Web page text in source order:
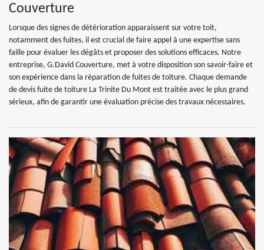
Couverture
Lorsque des signes de détérioration apparaissent sur votre toit,
notamment des fuites, il est crucial de faire appel à une expertise sans
faille pour évaluer les dégâts et proposer des solutions efficaces. Notre
entreprise, G.David Couverture, met à votre disposition son savoir-faire et
son expérience dans la réparation de fuites de toiture. Chaque demande
de devis fuite de toiture La Trinite Du Mont est traitée avec le plus grand
sérieux, afin de garantir une évaluation précise des travaux nécessaires.